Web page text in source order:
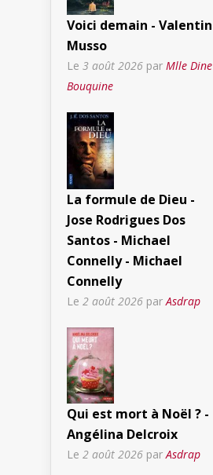
Voici demain - Valentin
Musso
Le 3 août 2026 par Mlle Dine
Bouquine
La formule de Dieu -
Jose Rodrigues Dos
Santos - Michael
Connelly - Michael
Connelly
Le 2 août 2026 parAsdrap
Qui est mort à Noël ? -
Angélina Delcroix
Le 2 août 2026 parAsdrap